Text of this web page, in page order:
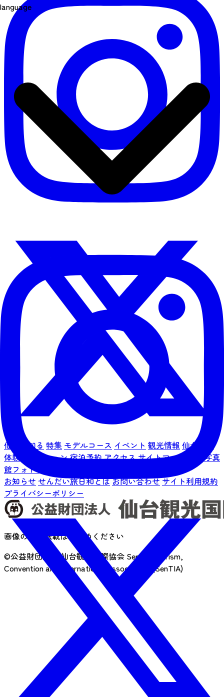
language
仙台を知る 特集 モデルコース イベント 観光情報 仙台旅先
体験コレクション宿泊予約アクセスサイトマップ
仙臺写真
館フォトギャラリー
お知らせ せんだい旅日和とはお問い合わせサイト利用規約
プライバシーポリシー
画像の無断転載はおやめください
©公益財団法人 仙台観光国際協会 Sendai Tourism,
Convention and International Association. (SenTIA)